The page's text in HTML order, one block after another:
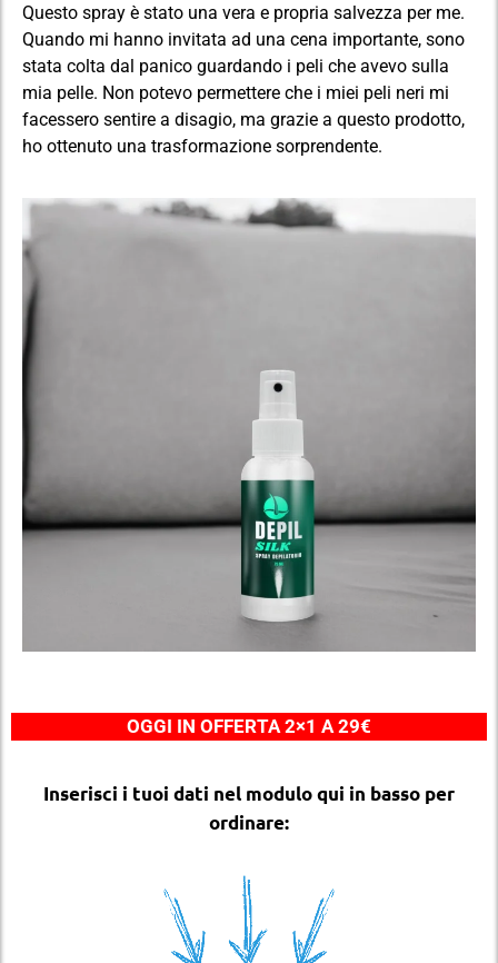
Questo spray è stato una vera e propria salvezza per me.
Quando mi hanno invitata ad una cena importante, sono
stata colta dal panico guardando i peli che avevo sulla
mia pelle. Non potevo permettere che i miei peli neri mi
facessero sentire a disagio, ma grazie a questo prodotto,
ho ottenuto una trasformazione sorprendente.
OGGI IN OFFERTA 2×1 A 29€
Inserisci i tuoi dati nel modulo qui in basso per
ordinare: